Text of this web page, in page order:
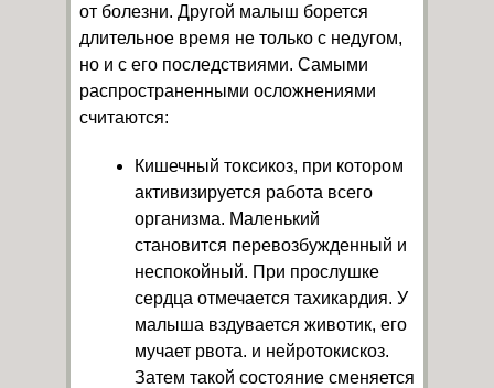
от болезни. Другой малыш борется
длительное время не только с недугом,
но и с его последствиями. Самыми
распространенными осложнениями
считаются:
Кишечный токсикоз, при котором
активизируется работа всего
организма. Маленький
становится перевозбужденный и
неспокойный. При прослушке
сердца отмечается тахикардия. У
малыша вздувается животик, его
мучает рвота. и нейротокискоз.
Затем такой состояние сменяется